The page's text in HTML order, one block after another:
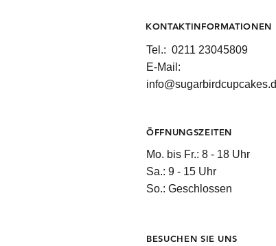
KONTAKTINFORMATIONEN
Tel.: 0211 23045809
E-Mail:
ÖFFNUNGSZEITEN
Mo. bis Fr.: 8 - 18 Uhr
Sa.: 9 - 15 Uhr
So.: Geschlossen
BESUCHEN SIE UNS